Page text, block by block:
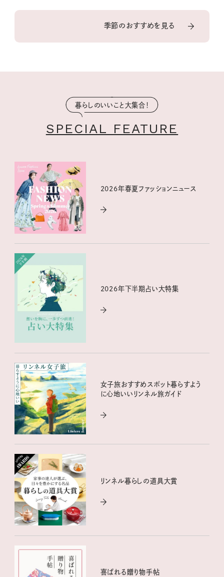
季節のおすすめを見る
暮らしのいいこと大集合！
SPECIAL FEATURE
2026年春夏ファッションニュース
2026年下半期占い大特集
女子旅おすすめスポット暮らすよう
に心地いいリンネル旅ガイド
リンネル暮らしの道具大賞
喜ばれる贈り物手帖